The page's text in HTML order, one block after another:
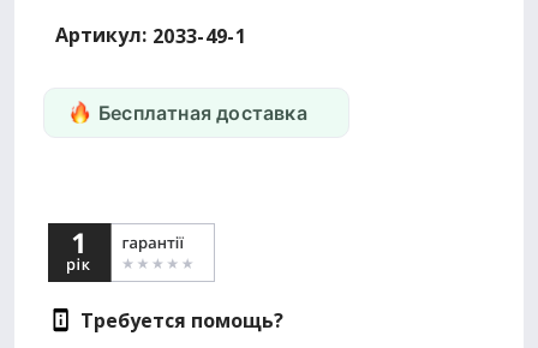
Артикул: 2033-49-1
Бесплатная доставка
Требуется помощь?